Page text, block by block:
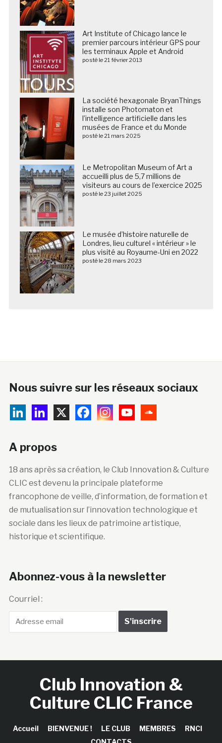
Art Institute of Chicago lance le
premier parcours intérieur GPS pour
les terminaux Apple et Android
posté le 21 février 2013
La société hexagonale BryanThings
installe son Photomaton et
l’intelligence artificielle dans les
musées de France et du Monde
posté le 21 mars 2025
Le Metropolitan Museum of Art a
accueilli plus de 5,7 millions de
visiteurs au cours de l’exercice 2025
posté le 23 juillet 2025
Le musée d’histoire naturelle de
Londres, lieu culturel « intérieur » le
plus visité au Royaume-Uni en 2022
posté le 28 mars 2023
Nous suivre sur les réseaux sociaux
A propos
18 ans après sa création, le Club Innovation & Culture
CLIC est devenu la principale plateforme
francophone de veille, d’information, de formation et
de mutualisation sur l’innovation technologique et
sociale dans les lieux de patrimoine artistique,
historique et scientifique.
Abonnez-vous à la newsletter
Courriel :
Club Innovation &
Culture CLIC France
Accueil BIENVENUE ! LE CLUB MEMBRES
RNCI